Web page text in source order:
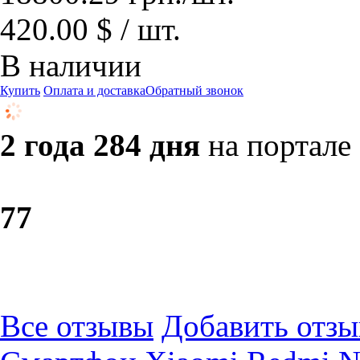
420.00 $ / шт.
В наличии
Купить Оплата и доставкаОбратный звонок
2 года 284 дня на портале
77
Все отзывы Добавить